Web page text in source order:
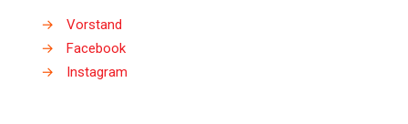
→
Vorstand
→
Facebook
→
Instagram